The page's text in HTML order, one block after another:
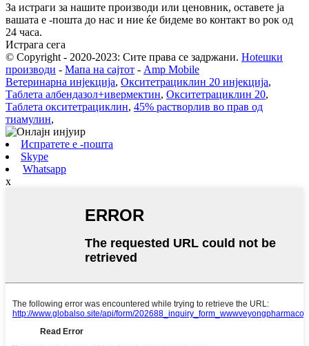
За истраги за нашите производи или ценовник, оставете ја
вашата е -пошта до нас и ние ќе бидеме во контакт во рок од
24 часа.
Истрага сега
© Copyright - 2020-2023: Сите права се задржани. Hotешки
производи - Мапа на сајтот - Amp Mobile
Ветеринарна инјекција, Окситетрациклин 20 инјекција,
Таблета албендазол+ивермектин, Окситетрациклин 20,
Таблета окситетрациклин, 45% растворлив во прав од
тиамулин,
Испратете е -пошта
Skype
Whatsapp
x